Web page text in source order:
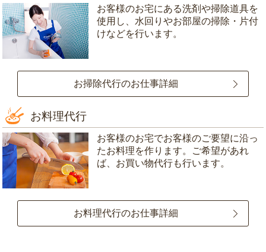
お客様のお宅にある洗剤や掃除道具を
使用し、水回りやお部屋の掃除・片付
けなどを行います。
お掃除代行のお仕事詳細
お料理代行
お客様のお宅でお客様のご要望に沿っ
たお料理を作ります。ご希望があれ
ば、お買い物代行も行います。
お料理代行のお仕事詳細